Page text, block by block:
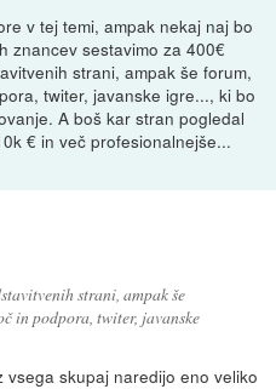
v tej temi, ampak nekaj naj bo
znancev sestavimo za 400€
strani, ampak še forum,
twiter, javanske igre..., ki bo
A boš kar stran pogledal
€ in več profesionalnejše...
strani, ampak še
in podpora, twiter, javanske
vsega skupaj naredijo eno veliko